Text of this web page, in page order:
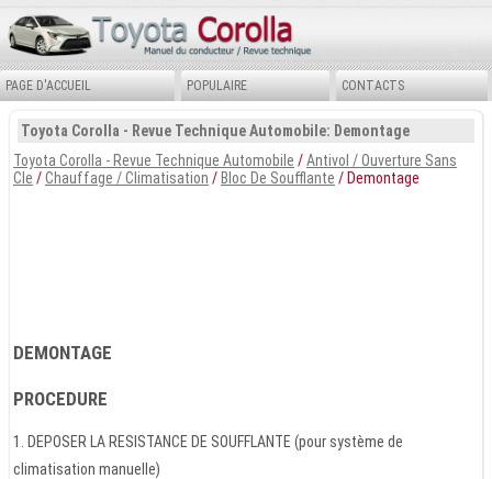
PAGE D'ACCUEIL POPULAIRE CONTACTS
Toyota Corolla - Revue Technique Automobile: Demontage
Toyota Corolla - Revue Technique Automobile /Antivol / Ouverture Sans
Cle /Chauffage / Climatisation /Bloc De Soufflante / Demontage
DEMONTAGE
PROCEDURE
1. DEPOSER LA RESISTANCE DE SOUFFLANTE (pour système de
climatisation manuelle)